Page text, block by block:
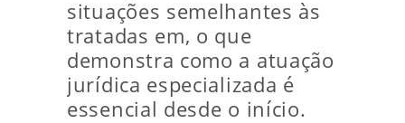
situações semelhantes às
tratadas em, o que
demonstra como a atuação
jurídica especializada é
essencial desde o início.